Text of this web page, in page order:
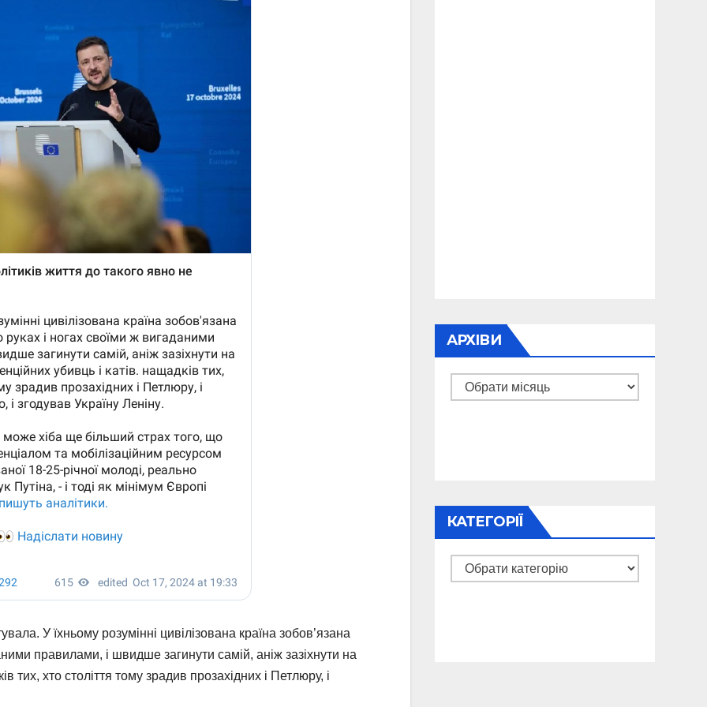
У їхньому розумінні цивілізована країна зобов’язана
правилами, і швидше загинути самій, аніж зазіхнути на
тих, хто століття тому зрадив прозахідних і Петлюру, і
АРХІВИ
Архіви
КАТЕГОРІЇ
Категорії